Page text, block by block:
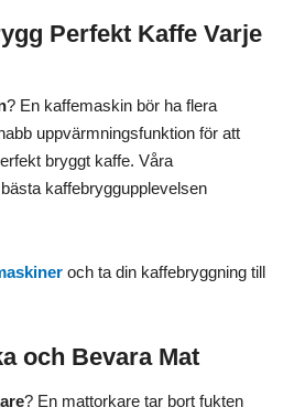
Perfekt Kaffe Varje
? En kaffemaskin bör ha flera
uppvärmningsfunktion för att
bryggt kaffe. Våra
kaffebryggupplevelsen
och ta din kaffebryggning till
och Bevara Mat
? En mattorkare tar bort fukten